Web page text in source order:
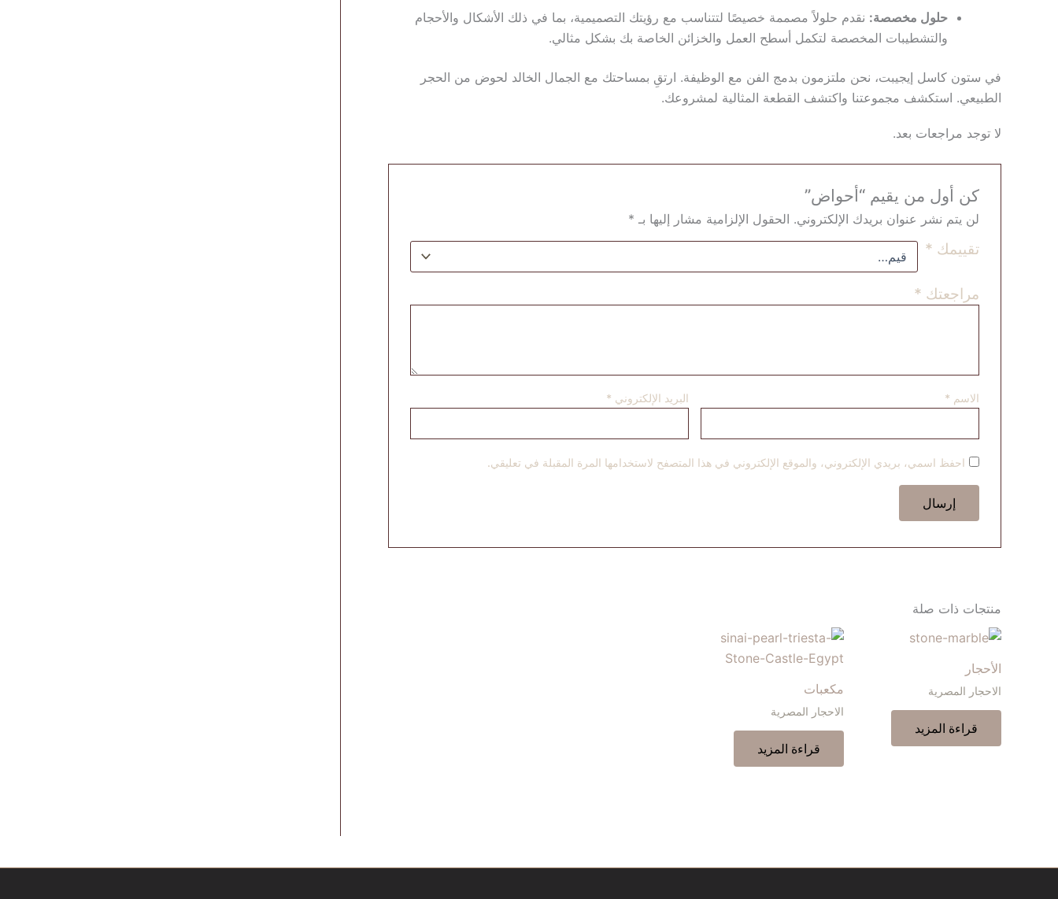
حلول مخصصة: نقدم حلولاً مصممة خصيصًا لتتناسب مع رؤيتك التصميمية، بما في ذلك الأشكال والأحجام
والتشطيبات المخصصة لتكمل أسطح العمل والخزائن الخاصة بك بشكل مثالي.
في ستون كاسل إيجيبت، نحن ملتزمون بدمج الفن مع الوظيفة. ارتقِ بمساحتك مع الجمال الخالد لحوض من الحجر
الطبيعي. استكشف مجموعتنا واكتشف القطعة المثالية لمشروعك.
لا توجد مراجعات بعد.
كن أول من يقيم “أحواض”
لن يتم نشر عنوان بريدك الإلكتروني. الحقول الإلزامية مشار إليها بـ *
تقييمك *
مراجعتك *
الاسم * البريد الإلكتروني *
احفظ اسمي، بريدي الإلكتروني، والموقع الإلكتروني في هذا المتصفح لاستخدامها المرة المقبلة في تعليقي.
منتجات ذات صلة
الأحجار
الاحجار المصرية
قراءة المزيد
مكعبات
الاحجار المصرية
قراءة المزيد